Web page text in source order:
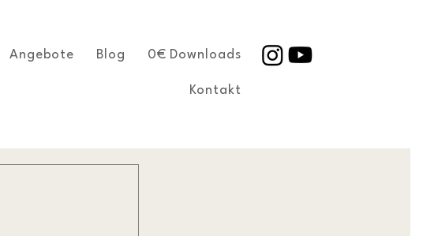
Angebote Blog 0€ Downloads
Kontakt